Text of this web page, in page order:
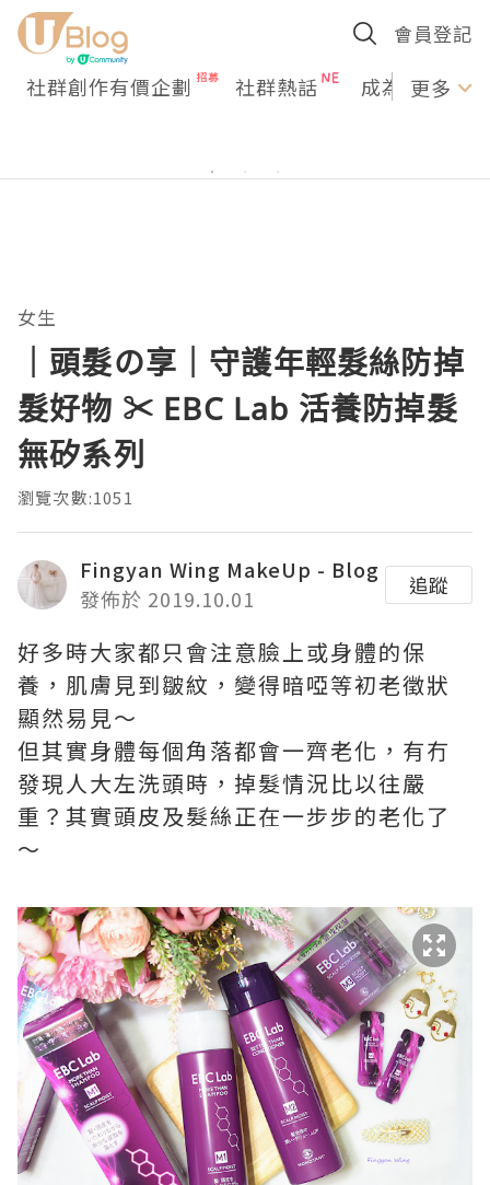
會員登記
社群創作有價企劃 社群熱話 成為U更多
女生
｜頭髮の享｜守護年輕髮絲防掉
髮好物 ✂ EBC Lab 活養防掉髮
無矽系列
瀏覽次數:1051
Fingyan Wing MakeUp - Blog
發佈於 2019.10.01
追蹤
好多時大家都只會注意臉上或身體的保
養，肌膚見到皺紋，變得暗啞等初老徵狀
顯然易見～
但其實身體每個角落都會一齊老化，有冇
發現人大左洗頭時，掉髮情況比以往嚴
重？其實頭皮及髮絲正在一步步的老化了
～